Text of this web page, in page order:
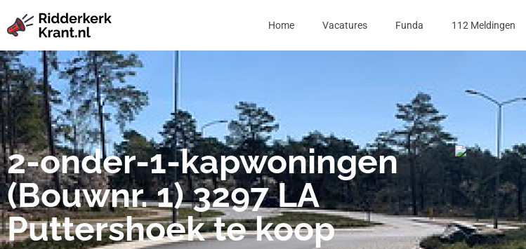
Home Vacatures Funda 112 Meldingen
2-onder-1-kapwoningen
(Bouwnr. 1) 3297 LA
Puttershoek te koop